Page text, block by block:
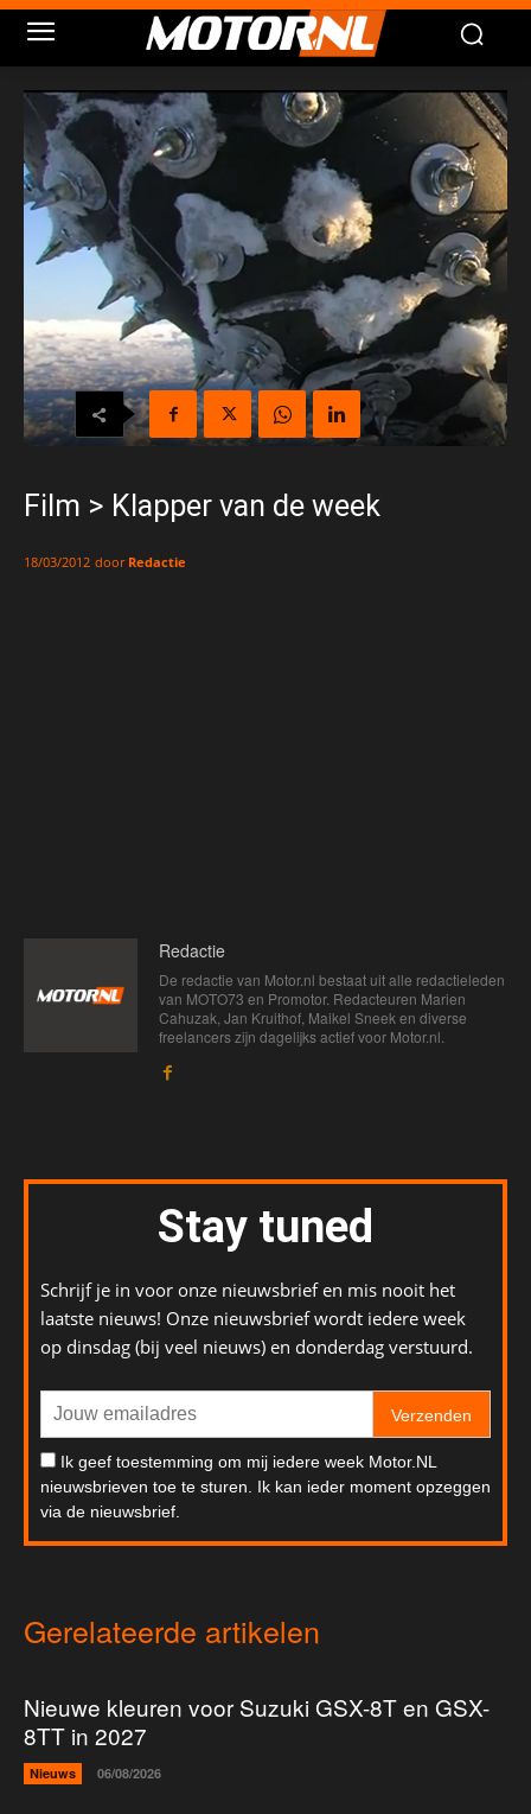
Film > Klapper van de week
18/03/2012 door Redactie
Redactie
De redactie van Motor.nl bestaat uit alle redactieleden
van MOTO73 en Promotor. Redacteuren Marien
Cahuzak, Jan Kruithof, Maikel Sneek en diverse
freelancers zijn dagelijks actief voor Motor.nl.
Stay tuned
Schrijf je in voor onze nieuwsbrief en mis nooit het
laatste nieuws! Onze nieuwsbrief wordt iedere week
op dinsdag (bij veel nieuws) en donderdag verstuurd.
Verzenden
Ik geef toestemming om mij iedere week Motor.NL
nieuwsbrieven toe te sturen. Ik kan ieder moment opzeggen
via de nieuwsbrief.
Gerelateerde artikelen
Nieuwe kleuren voor Suzuki GSX-8T en GSX-
8TT in 2027
Nieuws 06/08/2026